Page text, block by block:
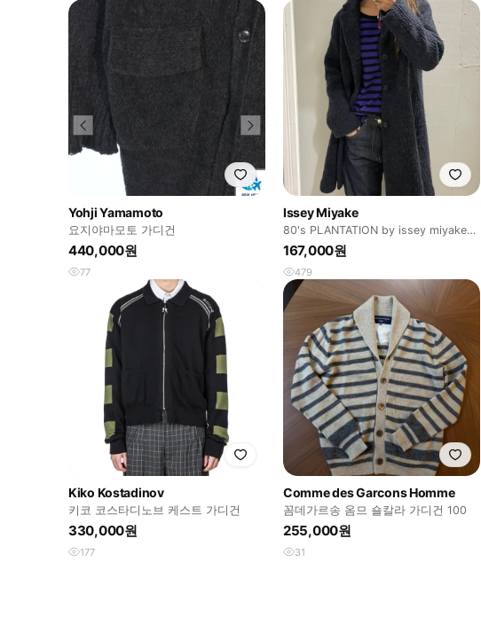
Yohji Yamamoto
요지야마모토 가디건
440,000원
77
Issey Miyake
80's PLANTATION by issey miyake
니트 코트
167,000원
479
Kiko Kostadinov
키코 코스타디노브 케스트 가디건
330,000원
177
Comme des Garcons Homme
꼼데가르송 옴므 숄칼라 가디건 100
255,000원
31